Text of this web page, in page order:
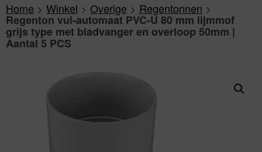
Home > Winkel > Overige > Regentonnen >
Regenton vul-automaat PVC-U 80 mm lijmmof
grijs type met bladvanger en overloop 50mm |
Aantal 5 PCS